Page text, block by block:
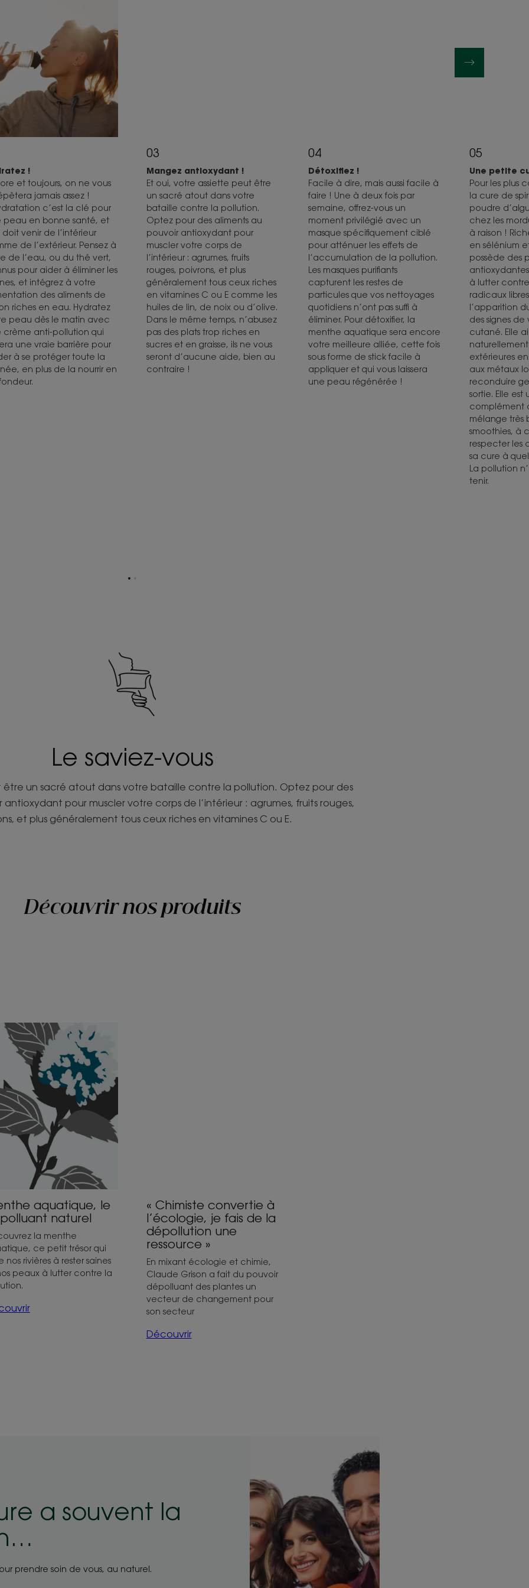
!
et toujours, on ne vous
jamais assez !
c’est la clé pour
peau en bonne santé, et
doit venir de l’intérieur
de l’extérieur. Pensez à
de l’eau, ou du thé vert,
pour aider à éliminer les
et intégrez à votre
des aliments de
riches en eau. Hydratez
peau dès le matin avec
crème anti-pollution qui
une vraie barrière pour
à se protéger toute la
en plus de la nourrir en
03
Mangez antioxydant !
Et oui, votre assiette peut être
un sacré atout dans votre
bataille contre la pollution.
Optez pour des aliments au
pouvoir antioxydant pour
muscler votre corps de
l’intérieur : agrumes, fruits
rouges, poivrons, et plus
généralement tous ceux riches
en vitamines C ou E comme les
huiles de lin, de noix ou d’olive.
Dans le même temps, n’abusez
pas des plats trop riches en
sucres et en graisse, ils ne vous
seront d’aucune aide, bien au
contraire !
04
Détoxifiez !
Facile à dire, mais aussi facile à
faire ! Une à deux fois par
semaine, offrez-vous un
moment privilégié avec un
masque spécifiquement ciblé
pour atténuer les effets de
l’accumulation de la pollution.
Les masques purifiants
capturent les restes de
particules que vos nettoyages
quotidiens n’ont pas suffi à
éliminer. Pour détoxifier, la
menthe aquatique sera encore
votre meilleure alliée, cette fois
sous forme de stick facile à
appliquer et qui vous laissera
une peau régénérée !
05
Une petite
Pour les plus
la cure de
poudre
chez les
à raison !
en sélénium
possède des
à lutter
radicaux
l’apparition
des signes de
cutané. Elle
naturellement
extérieures
aux métaux
reconduire
sortie. Elle
complément
mélange très
smoothies, à
respecter les
sa cure à
La pollution
tenir.
Aller
Le saviez-vous
être un sacré atout dans votre bataille contre la pollution. Optez pour des
antioxydant pour muscler votre corps de l’intérieur : agrumes, fruits rouges,
et plus généralement tous ceux riches en vitamines C ou E.
Découvrir nos produits
aquatique, le
naturel
la menthe
ce petit trésor qui
nos rivières à rester saines
peaux à lutter contre la
ressource
»
« Chimiste convertie à
l’écologie, je fais de la
dépollution une
ressource »
En mixant écologie et chimie,
Claude Grison a fait du pouvoir
dépolluant des plantes un
vecteur de changement pour
son secteur
Découvrir
a souvent la
prendre soin de vous, au naturel.